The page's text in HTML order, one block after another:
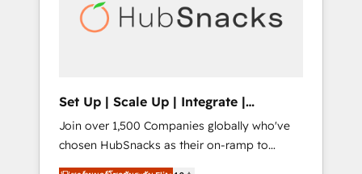
Became a HubSpot Partner 📆Founded in
modules, integrations - Marketing & sales
solutions: digital marketing, advertising,
people, exciting ideas and can-do mentality,
we ensure revenue growth on a daily basis.
So tell us your challenge; our passionate and
growth driven team of 100+ experts is ready
Set Up | Scale Up | Integrate |
HubSnacks FlexPlan
Join over 1,500 Companies globally who've
chosen HubSnacks as their on-ramp to
HubSpot since 2014 Simple pay-as-you-go